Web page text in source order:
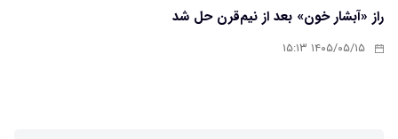
راز «آبشار خون» بعد از نیم‌قرن حل شد
۱۴۰۵/۰۵/۱۵ ۱۵:۱۳